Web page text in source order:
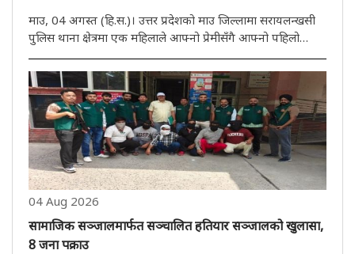
माउ, 04 अगस्त (हि.स.)। उत्तर प्रदेशको माउ जिल्लामा सरायलन्खसी
पुलिस थाना क्षेत्रमा एक महिलाले आफ्नो प्रेमीसँगै आफ्नो पहिलो
अभियुक्त महिला र एक युवकलाई पक्राउ गरेको छ। महिलाको प्रेमी ..
04 Aug 2026
सामाजिक सञ्जालमार्फत सञ्चालित हतियार सञ्जालको खुलासा,
8 जना पक्राउ